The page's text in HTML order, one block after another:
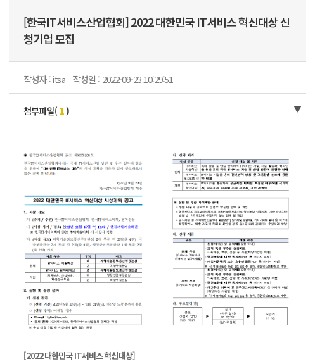
[한국IT서비스산업협회] 2022 대한민국 IT서비스 혁신대상 신
청기업 모집
작성자 : itsa 작성일 : 2022-09-23 10:29:51
첨부파일( 1 )
[2022 대한민국 IT서비스 혁신대상]